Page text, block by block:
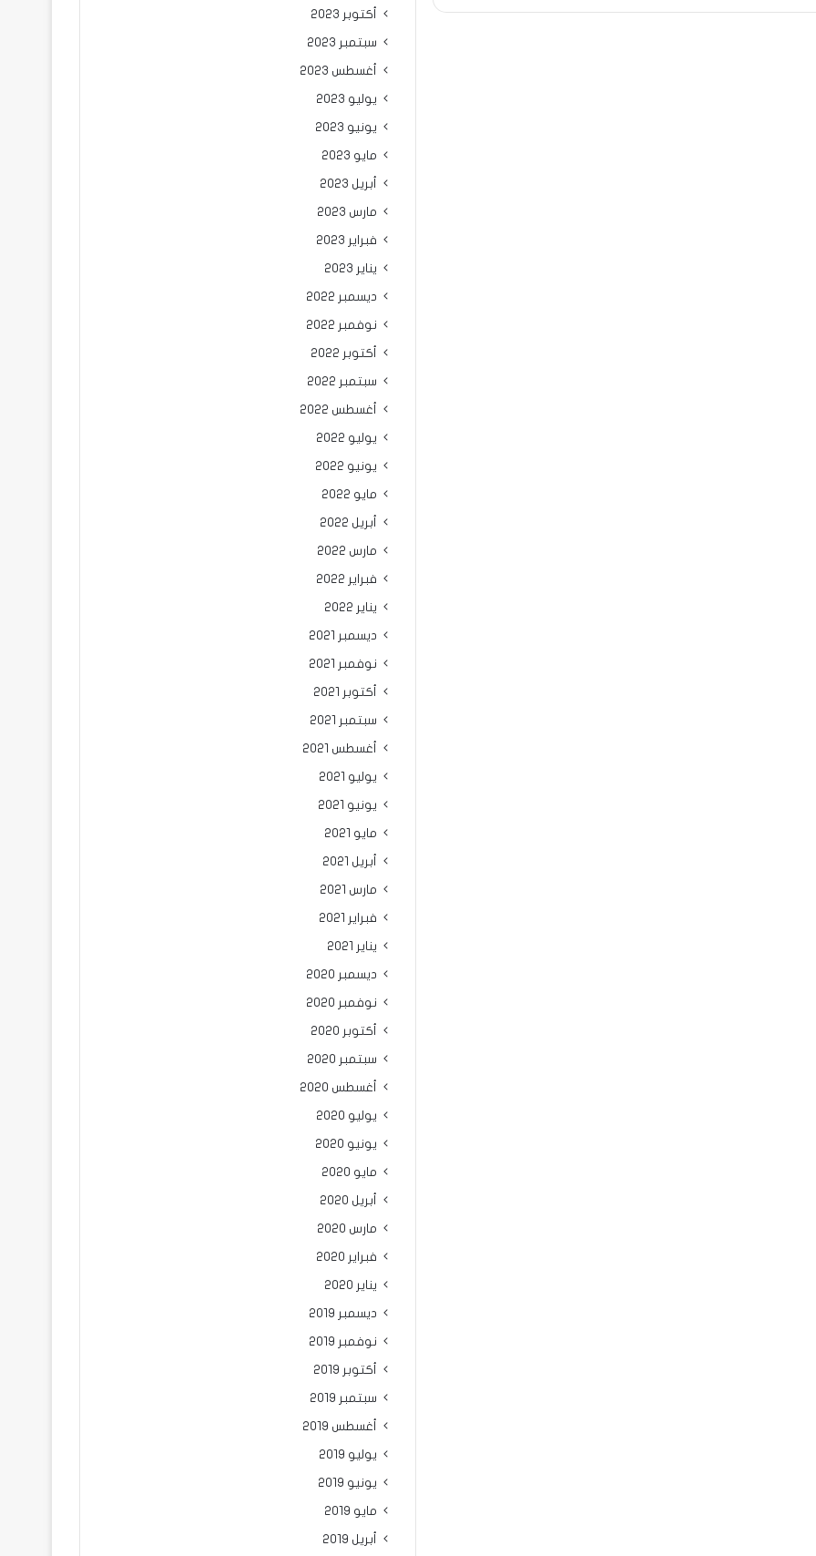
أكتوبر 2023
سبتمبر 2023
أغسطس 2023
يوليو 2023
يونيو 2023
مايو 2023
أبريل 2023
مارس 2023
فبراير 2023
يناير 2023
ديسمبر 2022
نوفمبر 2022
أكتوبر 2022
سبتمبر 2022
أغسطس 2022
يوليو 2022
يونيو 2022
مايو 2022
أبريل 2022
مارس 2022
فبراير 2022
يناير 2022
ديسمبر 2021
نوفمبر 2021
أكتوبر 2021
سبتمبر 2021
أغسطس 2021
يوليو 2021
يونيو 2021
مايو 2021
أبريل 2021
مارس 2021
فبراير 2021
يناير 2021
ديسمبر 2020
نوفمبر 2020
أكتوبر 2020
سبتمبر 2020
أغسطس 2020
يوليو 2020
يونيو 2020
مايو 2020
أبريل 2020
مارس 2020
فبراير 2020
يناير 2020
ديسمبر 2019
نوفمبر 2019
أكتوبر 2019
سبتمبر 2019
أغسطس 2019
يوليو 2019
يونيو 2019
مايو 2019
أبريل 2019